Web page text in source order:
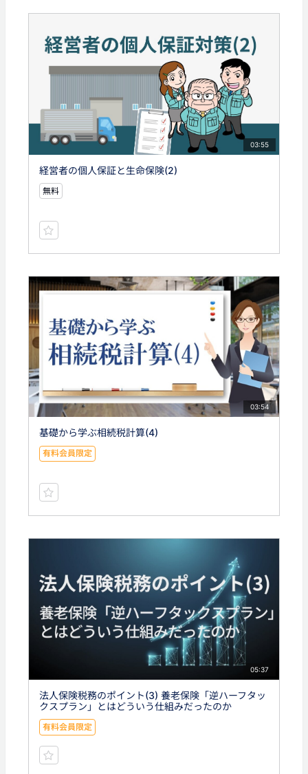
03:55
経営者の個人保証と生命保険(2)
無料
03:54
基礎から学ぶ相続税計算(4)
有料会員限定
05:37
法人保険税務のポイント(3) 養老保険「逆ハーフタッ
クスプラン」とはどういう仕組みだったのか
有料会員限定